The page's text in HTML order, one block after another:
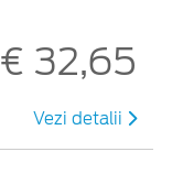
€ 32,65
Vezi detalii